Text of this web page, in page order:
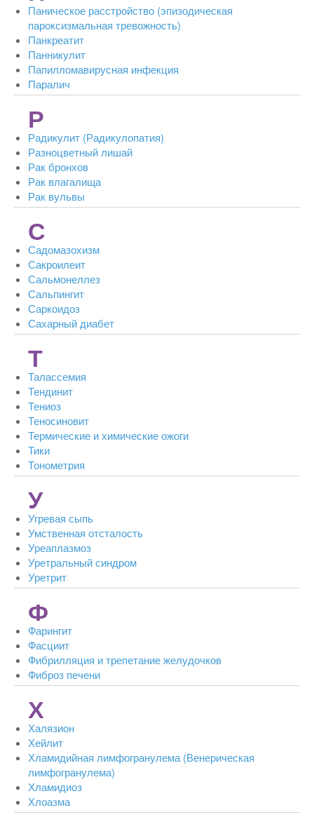
Паническое расстройство (эпизодическая
пароксизмальная тревожность)
Панкреатит
Панникулит
Папилломавирусная инфекция
Паралич
Р
Радикулит (Радикулопатия)
Разноцветный лишай
Рак бронхов
Рак влагалища
Рак вульвы
С
Садомазохизм
Сакроилеит
Сальмонеллез
Сальпингит
Саркоидоз
Сахарный диабет
Т
Талассемия
Тендинит
Тениоз
Теносиновит
Термические и химические ожоги
Тики
Тонометрия
У
Угревая сыпь
Умственная отсталость
Уреаплазмоз
Уретральный синдром
Уретрит
Ф
Фарингит
Фасциит
Фибрилляция и трепетание желудочков
Фиброз печени
Х
Халязион
Хейлит
Хламидийная лимфогранулема (Венерическая
лимфогранулема)
Хламидиоз
Хлоазма